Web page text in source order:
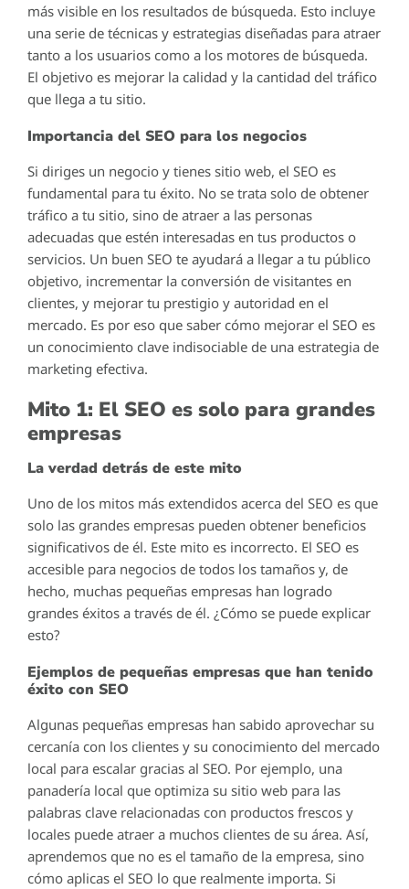
más visible en los resultados de búsqueda. Esto incluye
una serie de técnicas y estrategias diseñadas para atraer
tanto a los usuarios como a los motores de búsqueda.
El objetivo es mejorar la calidad y la cantidad del tráfico
que llega a tu sitio.
Importancia del SEO para los negocios
Si diriges un negocio y tienes sitio web, el SEO es
fundamental para tu éxito. No se trata solo de obtener
tráfico a tu sitio, sino de atraer a las personas
adecuadas que estén interesadas en tus productos o
servicios. Un buen SEO te ayudará a llegar a tu público
objetivo, incrementar la conversión de visitantes en
clientes, y mejorar tu prestigio y autoridad en el
mercado. Es por eso que saber cómo mejorar el SEO es
un conocimiento clave indisociable de una estrategia de
marketing efectiva.
Mito 1: El SEO es solo para grandes
empresas
La verdad detrás de este mito
Uno de los mitos más extendidos acerca del SEO es que
solo las grandes empresas pueden obtener beneficios
significativos de él. Este mito es incorrecto. El SEO es
accesible para negocios de todos los tamaños y, de
hecho, muchas pequeñas empresas han logrado
grandes éxitos a través de él. ¿Cómo se puede explicar
esto?
Ejemplos de pequeñas empresas que han tenido
éxito con SEO
Algunas pequeñas empresas han sabido aprovechar su
cercanía con los clientes y su conocimiento del mercado
local para escalar gracias al SEO. Por ejemplo, una
panadería local que optimiza su sitio web para las
palabras clave relacionadas con productos frescos y
locales puede atraer a muchos clientes de su área. Así,
aprendemos que no es el tamaño de la empresa, sino
cómo aplicas el SEO lo que realmente importa. Si